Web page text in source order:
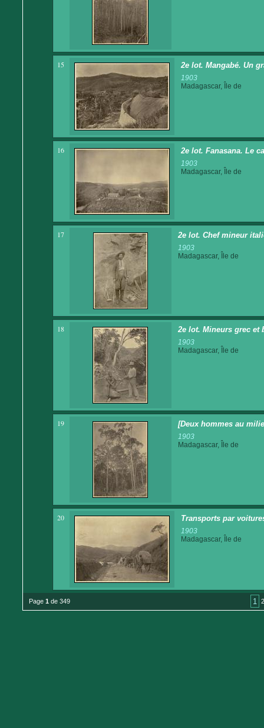
15 2e lot. Mangabé. Un
1903
Madagascar, Île de
16 2e lot. Fanasana. Le
1903
Madagascar, Île de
17 2e lot. Chef mineur
1903
Madagascar, Île de
18 2e lot. Mineurs grec et
1903
Madagascar, Île de
19 [Deux hommes au
1903
Madagascar, Île de
20 Transports par
1903
Madagascar, Île de
Page 1 de 349 1 2